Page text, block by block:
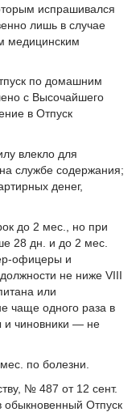
испрашивался
лишь в случае
медицинским
по домашним
с Высочайшего
в Отпуск
влекло для
службе содержания;
денег,
до 2 мес., но при
28 дн. и до 2 мес.
офицеры и
не ниже VIII
или
чаще одного раза в
и чиновники — не
по болезни.
№ 487 от 12 сент.
обыкновенный Отпуск